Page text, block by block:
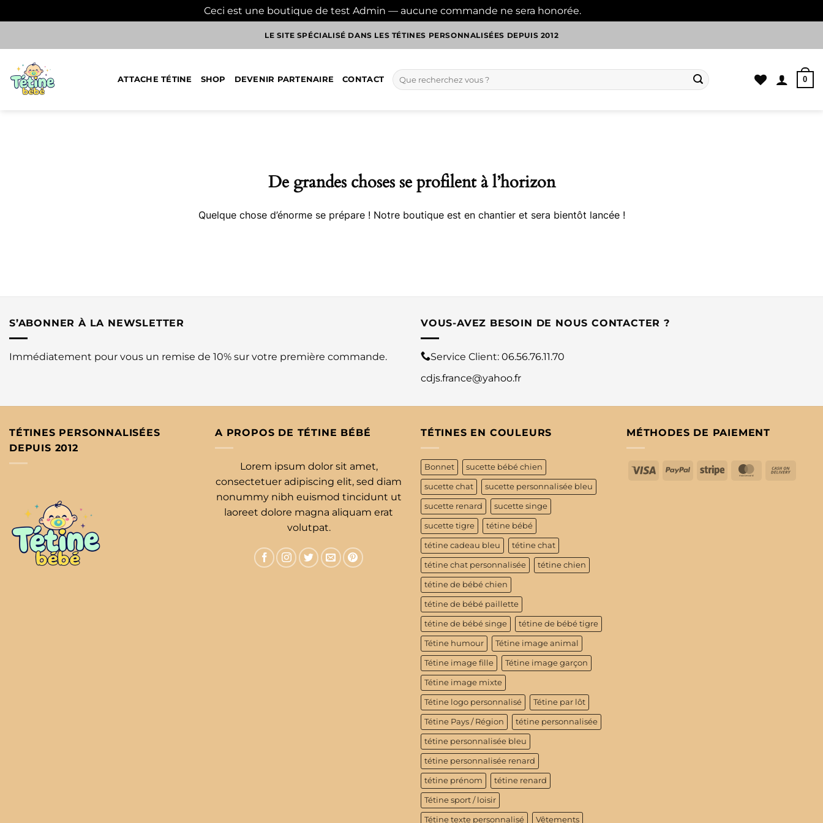
Ceci est une boutique de test Admin — aucune commande ne sera honorée.
LE SITE SPÉCIALISÉ DANS LES TÉTINES PERSONNALISÉES DEPUIS 2012
ATTACHE TÉTINE SHOP DEVENIR PARTENAIRE CONTACT
Recherche
pour :
0
De grandes choses se profilent à l’horizon
Quelque chose d’énorme se prépare ! Notre boutique est en chantier et sera bientôt lancée !
S’ABONNER À LA NEWSLETTER
Immédiatement pour vous un remise de 10% sur votre première commande.
VOUS-AVEZ BESOIN DE NOUS CONTACTER ?
Service Client: 06.56.76.11.70
cdjs.france@yahoo.fr
TÉTINES PERSONNALISÉES
DEPUIS 2012
A PROPOS DE TÉTINE BÉBÉ
Lorem ipsum dolor sit amet,
consectetuer adipiscing elit, sed diam
nonummy nibh euismod tincidunt ut
laoreet dolore magna aliquam erat
volutpat.
TÉTINES EN COULEURS
Bonnet sucette bébé chien
sucette chat sucette personnalisée bleu
sucette renard sucette singe
sucette tigre tétine bébé
tétine cadeau bleu tétine chat
tétine chat personnalisée tétine chien
tétine de bébé chien
tétine de bébé paillette
tétine de bébé singe tétine de bébé tigre
Tétine humour Tétine image animal
Tétine image fille Tétine image garçon
Tétine image mixte
Tétine logo personnalisé Tétine par lôt
Tétine Pays / Région tétine personnalisée
tétine personnalisée bleu
tétine personnalisée renard
tétine prénom tétine renard
Tétine sport / loisir
Tétine texte personnalisé Vêtements
MÉTHODES DE PAIEMENT
Visa PayPalStripe MasterCard